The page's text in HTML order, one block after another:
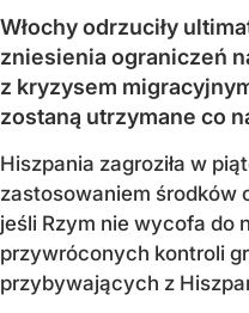
Włochy odrzuciły
zniesienia ograniczeń
z kryzysem
zostaną utrzymane co
Hiszpania zagroziła w
zastosowaniem środków
jeśli Rzym nie wycofa do
przywróconych kontroli
przybywających z